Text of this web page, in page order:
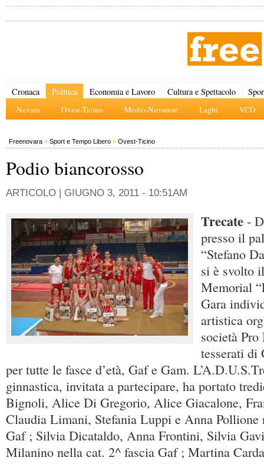
Cronaca Politica
Novara Ovest-Ticino Medio-Novarese Laghi VCO
Economia e Lavoro Cultura e Spettacolo
Freenovara » Sport e Tempo Libero » Ovest-Ticino
Podio biancorosso
ARTICOLO | GIUGNO 3, 2011 - 10:51AM
Trecate -
presso il
“Stefano
si è svolto
Memorial
Gara
artistica
società Pro
tesserati di
per tutte le fasce d’età, Gaf e Gam.
ginnastica, invitata a partecipare, ha portato
Bignoli, Alice Di Gregorio, Alice Giacalone,
Claudia Limani, Stefania Luppi e Anna Pollione
Gaf ; Silvia Dicataldo, Anna Frontini, Silvia
Milanino nella cat. 2^ fascia Gaf ; Martina